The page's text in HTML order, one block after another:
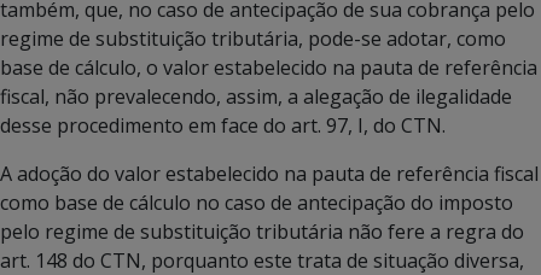
também, que, no caso de antecipação de sua cobrança pelo
regime de substituição tributária, pode-se adotar, como
base de cálculo, o valor estabelecido na pauta de referência
fiscal, não prevalecendo, assim, a alegação de ilegalidade
desse procedimento em face do art. 97, I, do CTN.
A adoção do valor estabelecido na pauta de referência fiscal
como base de cálculo no caso de antecipação do imposto
pelo regime de substituição tributária não fere a regra do
art. 148 do CTN, porquanto este trata de situação diversa,